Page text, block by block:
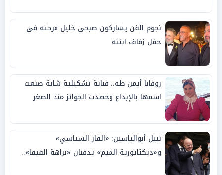
نجوم الفن يشاركون صبحي خليل فرحته في
حفل زفاف ابنته
روفانا أيمن طه.. فنانة تشكيلية شابة صنعت
اسمها بالإبداع وحصدت الجوائز منذ الصغر
نبيل أبوالياسين: «الفار السياسي»
و«ديكتاتورية الميم» يدفنان «نزاهة الفيفا»..